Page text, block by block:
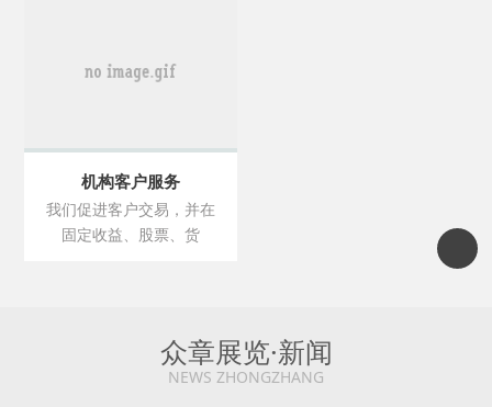
机构客户服务
我们促进客户交易，并在
固定收益、股票、货
众章展览·新闻
NEWS ZHONGZHANG